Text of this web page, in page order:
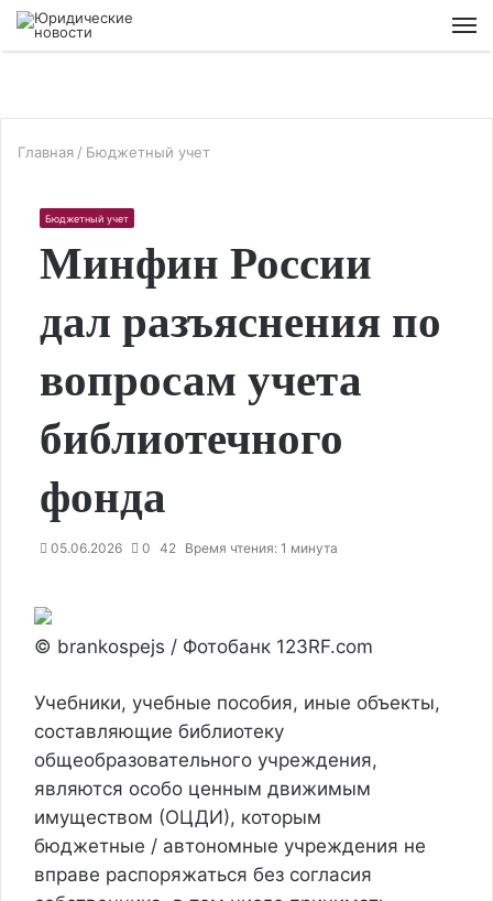
Главная / Бюджетный учет
Бюджетный учет
Минфин России
дал разъяснения по
вопросам учета
библиотечного
фонда
05.06.2026 0 42 Время чтения: 1 минута
© brankospejs / Фотобанк 123RF.com
Учебники, учебные пособия, иные объекты,
составляющие библиотеку
общеобразовательного учреждения,
являются особо ценным движимым
имуществом (ОЦДИ), которым
бюджетные / автономные учреждения не
вправе распоряжаться без согласия